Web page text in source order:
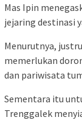
Mas Ipin
jejaring destinasi
Menurutnya,
memerlukan
dan pariwisata
Sementara itu
Trenggalek